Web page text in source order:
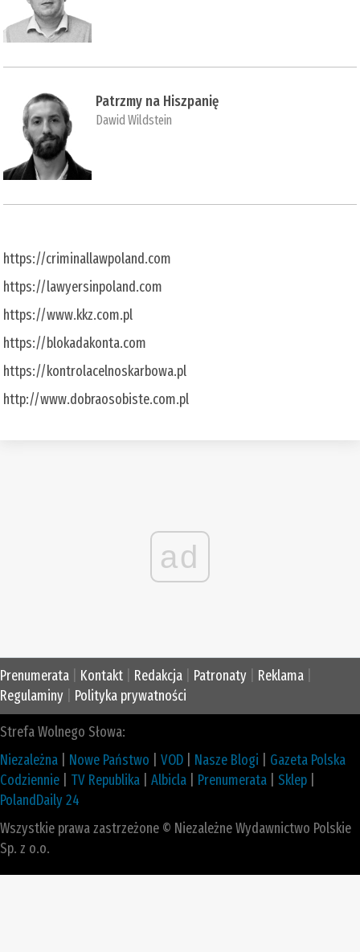
Patrzmy na Hiszpanię
Dawid Wildstein
https://criminallawpoland.com
https://lawyersinpoland.com
https://www.kkz.com.pl
https://blokadakonta.com
https://kontrolacelnoskarbowa.pl
http://www.dobraosobiste.com.pl
ad
Prenumerata Kontakt Redakcja Patronaty Reklama
Regulaminy
Polityka prywatności
Strefa Wolnego Słowa:
Niezależna
Nowe Państwo VOD Nasze Blogi
Gazeta Polska
Codziennie
TV Republika Albicla Prenumerata Sklep
PolandDaily 24
Wszystkie prawa zastrzeżone © Niezależne Wydawnictwo Polskie
Sp. z o.o.